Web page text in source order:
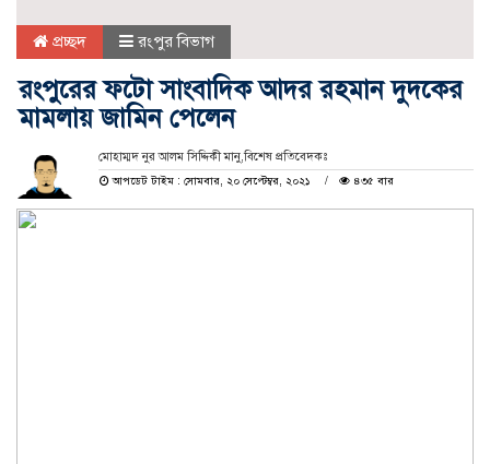
প্রচ্ছদ রংপুর বিভাগ
রংপুরের ফটো সাংবাদিক আদর রহমান দুদকের
মামলায় জামিন পেলেন
মোহাম্মদ নুর আলম সিদ্দিকী মানু,বিশেষ প্রতিবেদকঃ
আপডেট টাইম : সোমবার, ২০ সেপ্টেম্বর, ২০২১
৪৩৫ বার